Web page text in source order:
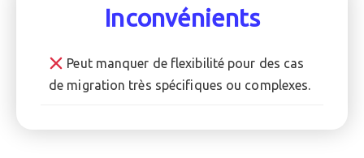
Inconvénients
Peut manquer de flexibilité pour des cas
de migration très spécifiques ou complexes.